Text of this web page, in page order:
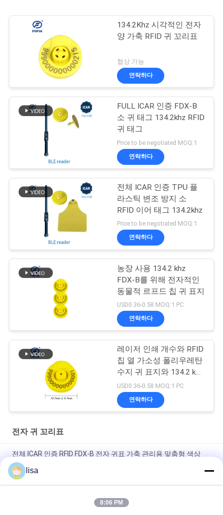
134.2Khz 시각적인 전자
양 가축 RFID 귀 꼬리표
협상 가능
연락하다
FULL ICAR 인증 FDX-B
소 귀 태그 134.2khz RFID
귀 태그
Price to be negotiated MOQ:1
연락하다
전체 ICAR 인증 TPU 플
라스틱 변조 방지 소
RFID 이어 태그 134.2khz
Price to be negotiated MOQ:1
연락하다
농장 사용 134.2 khz
FDX-B를 위해 전자적인
동물적 르프드 칩 귀 표지
USD0.36-0.58 MOQ:1 PC
연락하다
레이저 인쇄 개수와 RFID
칩 열 가소성 폴리우레탄
수지 귀 표지와 134.2 khz
FDX-B 캐틀 택
USD0.36-0.58 MOQ:1 PC
연락하다
전자 귀 꼬리표
전체 ICAR 인증 RFID FDX-B 전자 귀표 가축 관리용 맞춤형 색상
134.2 KHz 동물 식별 태그 (소, 양, 염소, 돼지용)
가축용 방수 전자 귀 태그 및 동물 관리용 장기 사용
전체 ICAR 인증 ET902 맞춤형 TPU RFID 가축 귀표, 레이저 각인
lisa
8:06 PM